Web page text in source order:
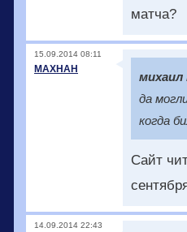
матча?
15.09.2014 08:11
MAXHAH
михаил
да
когда
Сайт
14.09.2014 22:43